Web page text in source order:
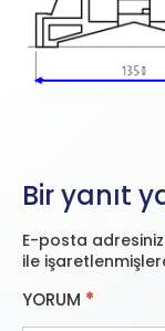
Bir yanıt
E-posta
ile
YORUM *